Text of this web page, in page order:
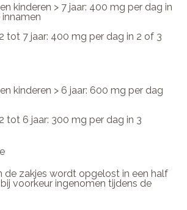
kinderen > 7 jaar: 400 mg per dag in
tot 7 jaar: 400 mg per dag in 2 of 3
kinderen > 6 jaar: 600 mg per dag
tot 6 jaar: 300 mg per dag in 3
de zakjes wordt opgelost in een half
voorkeur ingenomen tijdens de